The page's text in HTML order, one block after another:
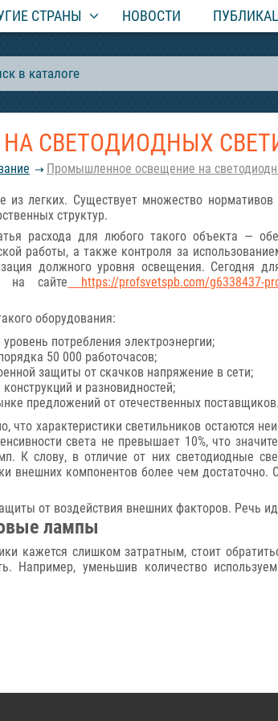
СТРАНЫ НОВОСТИ
СВЕТОДИОДНЫХ
Промышленное освещение на
легких. Существует множество
структур.
расхода для любого такого объекта —
работы, а также контроля за
должного уровня освещения. Сегодня
на сайте https://profsvetspb.com/g6338437-
оборудования:
потребления электроэнергии;
50 000 работочасов;
защиты от скачков напряжение в сети;
и разновидностей;
предложений от отечественных поставщиков.
что характеристики светильников остаются
света не превышает 10%, что
К слову, в отличие от них светодиодные
внешних компонентов более чем достаточно.
от воздействия внешних факторов. Речь
лампы
кажется слишком затратным, стоит
Например, уменьшив количество